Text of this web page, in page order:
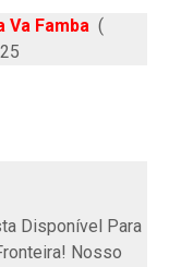
Va Famba (
Disponível Para
Nosso